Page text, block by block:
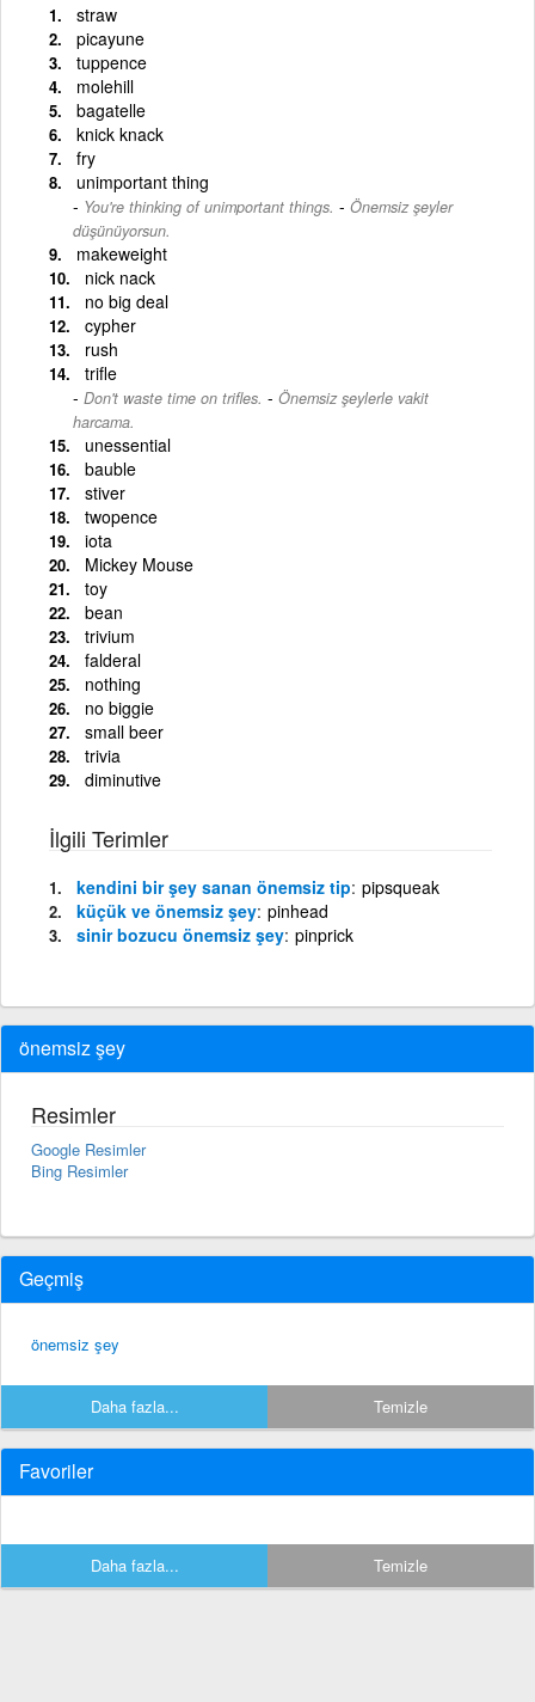
straw
picayune
tuppence
molehill
bagatelle
knick knack
fry
unimportant thing
You're thinking of unimportant things. - Önemsiz şeyler
düşünüyorsun.
makeweight
nick nack
no big deal
cypher
rush
trifle
Don't waste time on trifles. - Önemsiz şeylerle vakit
harcama.
unessential
bauble
stiver
twopence
iota
Mickey Mouse
toy
bean
trivium
falderal
nothing
no biggie
small beer
trivia
diminutive
İlgili Terimler
kendini bir şey sanan önemsiz tip pipsqueak
küçük ve önemsiz şey pinhead
sinir bozucu önemsiz şey pinprick
önemsiz şey
Resimler
Google Resimler
Bing Resimler
Geçmiş
önemsiz şey
Daha fazla... Temizle
Favoriler
Daha fazla... Temizle